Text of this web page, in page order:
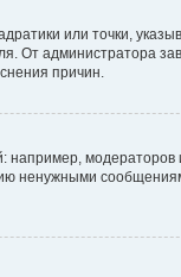
или точки,
От администратора
причин.
ненужными